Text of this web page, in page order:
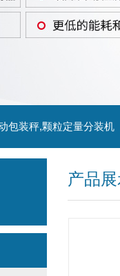
包装秤,颗粒定量分装机
产品